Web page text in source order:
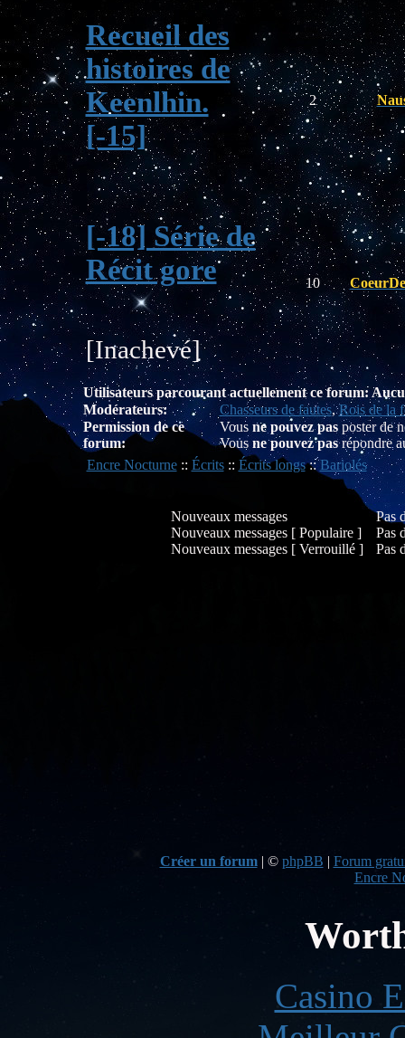
Recueil des
histoires de
Keenlhin.
[-15]
2
[-18] Série de
Récit gore
[Inachevé]
10
Utilisateurs parcourant actuellement ce forum:
Modérateurs:
Chasseurs de fautes,Rois de la
Permission de ce
forum:
Vous ne pouvez pasposter de
Vousne pouvez pasrépondre
Encre Nocturne:: Écrits:: Écrits longs::Bariolés
Nouveaux messages
Nouveaux messages [ Populaire ]
Nouveaux messages [ Verrouillé ]
Pas
Pas
Pas
Créer un forum| © phpBB | Forum
Encre
Casino